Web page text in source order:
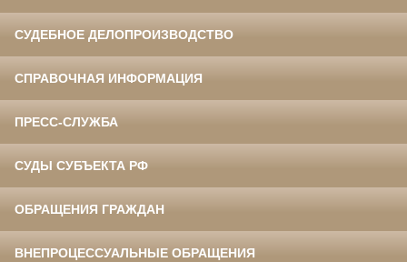
СУДЕБНОЕ ДЕЛОПРОИЗВОДСТВО
СПРАВОЧНАЯ ИНФОРМАЦИЯ
ПРЕСС-СЛУЖБА
СУДЫ СУБЪЕКТА РФ
ОБРАЩЕНИЯ ГРАЖДАН
ВНЕПРОЦЕССУАЛЬНЫЕ ОБРАЩЕНИЯ